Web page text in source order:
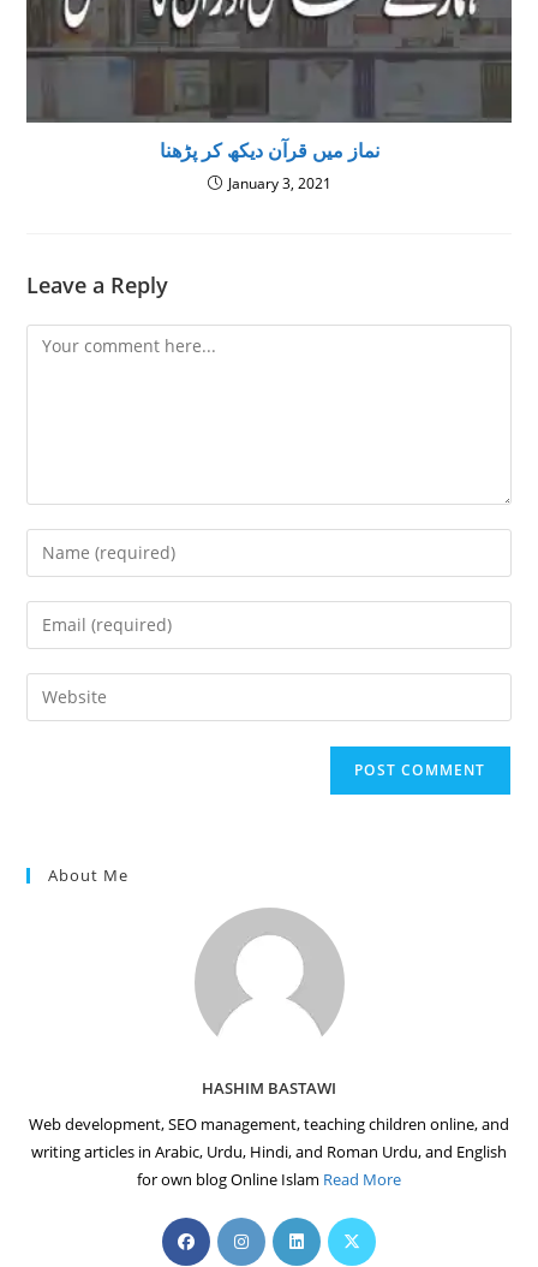
نماز میں قرآن دیکھ کر پڑھنا
January 3, 2021
Leave a Reply
Comment
Enter
your
name
comment
Enter
your
email
address
Enter
your
About Me
HASHIM BASTAWI
Web development, SEO management, teaching children online, and
writing articles in Arabic, Urdu, Hindi, and Roman Urdu, and English
for own blog Online Islam Read More
Opens
in
Opens
in
Opens
in
Opens